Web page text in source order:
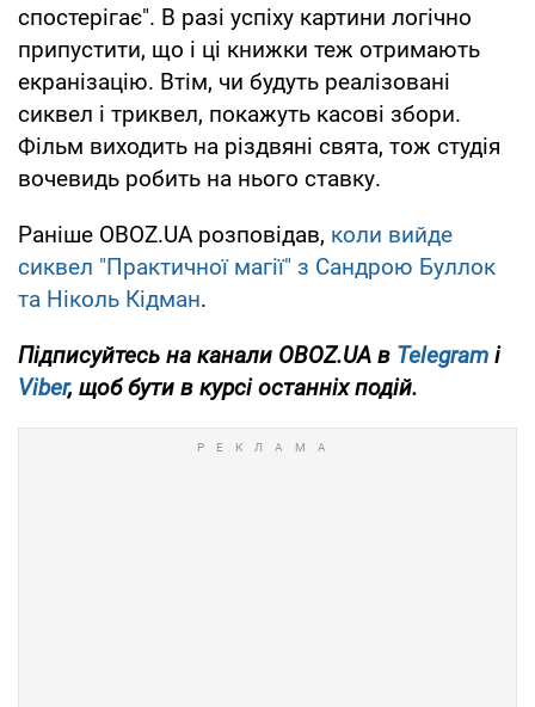
спостерігає". В разі успіху картини логічно
припустити, що і ці книжки теж отримають
екранізацію. Втім, чи будуть реалізовані
сиквел і триквел, покажуть касові збори.
Фільм виходить на різдвяні свята, тож студія
вочевидь робить на нього ставку.
Раніше OBOZ.UA розповідав, коли вийде
сиквел "Практичної магії" з Сандрою Буллок
та Ніколь Кідман.
Підписуйтесь на канали OBOZ.UA в Telegram і
Viber, щоб бути в курсі останніх подій.